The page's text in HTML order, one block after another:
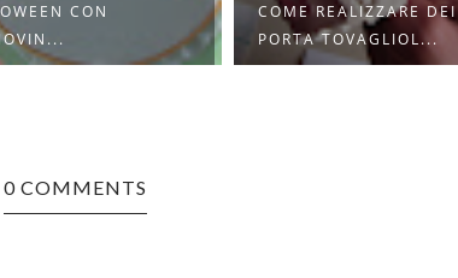
CON
COME REALIZZARE DEI
PORTA TOVAGLIOL...
0 COMMENTS